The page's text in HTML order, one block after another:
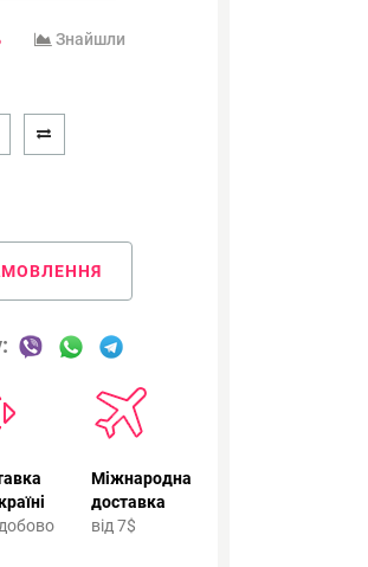
Знайшли
Міжнародна
доставка
від 7$